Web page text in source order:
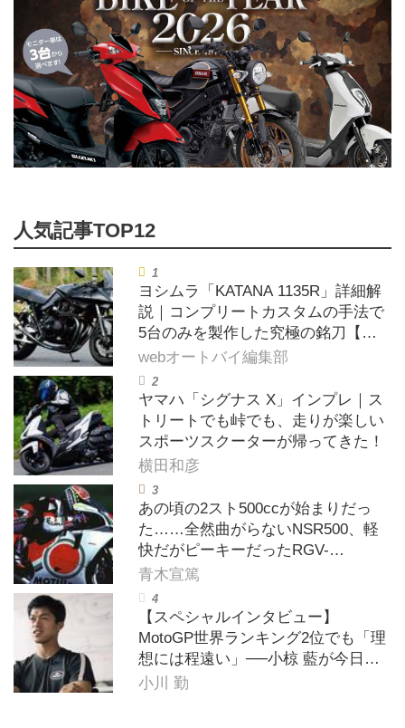
ヨシムラ「KATANA 1135R」詳細解
説｜コンプリートカスタムの手法で
5台のみを製作した究極の銘刀【ヨ
シムラ伝】
webオートバイ編集部
ヤマハ「シグナス X」インプレ｜ス
トリートでも峠でも、走りが楽しい
スポーツスクーターが帰ってきた！
横田和彦
あの頃の2スト500ccが始まりだっ
た……全然曲がらないNSR500、軽
快だがピーキーだったRGV-
Γ500【ノブ青木のA.M.R. (アオキマ
ニアックレーシング) Vol.1】
青木宣篤
【スペシャルインタビュー】
MotoGP世界ランキング2位でも「理
想には程遠い」──小椋 藍が今日も
走り続ける理由
小川 勤